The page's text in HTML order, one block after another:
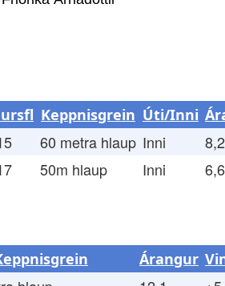
Keppnisgrein Úti/Inni
60 metra hlaup Inni
8,2
50m hlaup Inni
Árangur